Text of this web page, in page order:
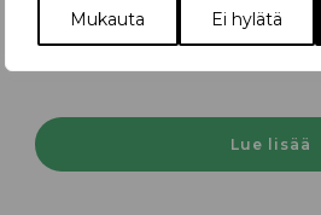
Mukauta Ei hylätä
LPS-järjestelmä ei vaadi
lue miksi.
Lue lisää